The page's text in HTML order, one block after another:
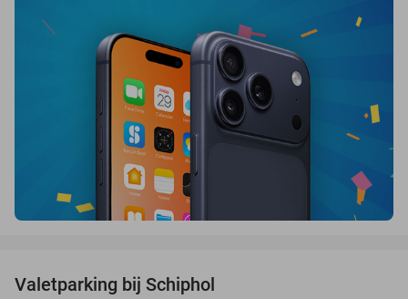
Valetparking bij Schiphol